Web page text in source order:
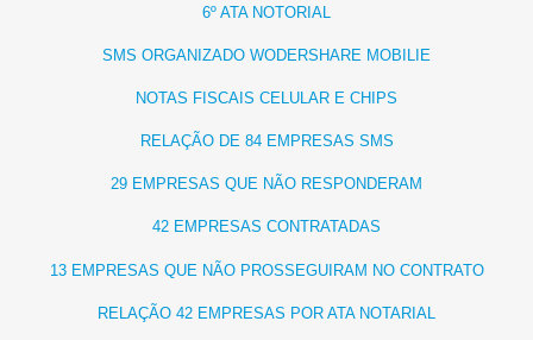
6º ATA NOTORIAL
SMS ORGANIZADO WODERSHARE MOBILIE
NOTAS FISCAIS CELULAR E CHIPS
RELAÇÃO DE 84 EMPRESAS SMS
29 EMPRESAS QUE NÃO RESPONDERAM
42 EMPRESAS CONTRATADAS
13 EMPRESAS QUE NÃO PROSSEGUIRAM NO CONTRATO
RELAÇÃO 42 EMPRESAS POR ATA NOTARIAL